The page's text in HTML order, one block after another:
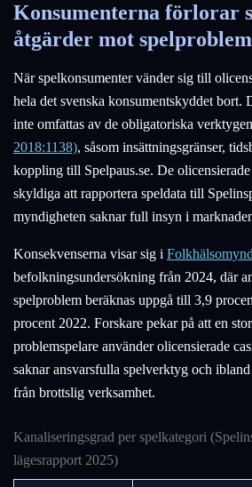
Konsumenterna förlorar
åtgärder mot spelproblem
När spelkonsumenter vänder sig till
hela det svenska konsumentskyddet bort.
inte omfattas av de obligatoriska
2018:1138), såsom insättningsgränser,
koppling till Spelpaus.se. De
skyldiga att rapportera speldata till
myndigheten saknar full insyn i
Konsekvenserna visar sig i
befolkningsundersökning från 2024, där
spelproblem beräknas uppgå till 3,9
procent 2022. Forskare pekar på att en
problemspelare använder olicensierade
saknar ansvarsfulla spelverktyg och
från brottslig verksamhet.
Kanaliseringsgrad per spelkategori
lägesrapport 2025)